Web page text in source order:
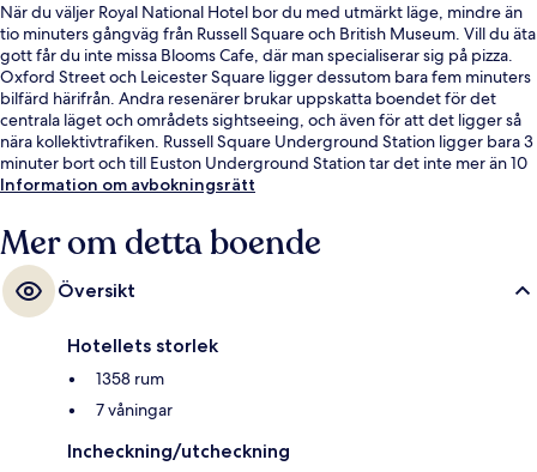
När du väljer Royal National Hotel bor du med utmärkt läge, mindre än
tio minuters gångväg från Russell Square och British Museum. Vill du äta
gott får du inte missa Blooms Cafe, där man specialiserar sig på pizza.
Oxford Street och Leicester Square ligger dessutom bara fem minuters
bilfärd härifrån. Andra resenärer brukar uppskatta boendet för det
centrala läget och områdets sightseeing, och även för att det ligger så
nära kollektivtrafiken. Russell Square Underground Station ligger bara 3
minuter bort och till Euston Underground Station tar det inte mer än 10
minuter att gå.
Information om avbokningsrätt
Mer om detta boende
Översikt
Hotellets storlek
1358 rum
7 våningar
Incheckning/utcheckning